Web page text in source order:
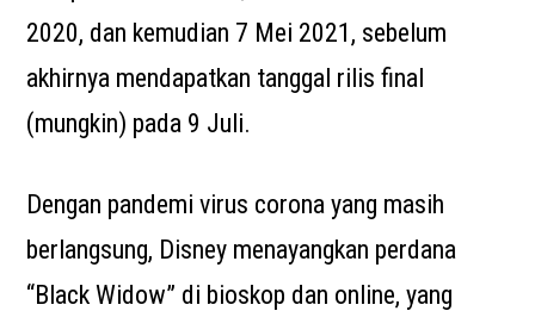
2020, dan kemudian 7 Mei 2021, sebelum
akhirnya mendapatkan tanggal rilis final
(mungkin) pada 9 Juli.
Dengan pandemi virus corona yang masih
berlangsung, Disney menayangkan perdana
“Black Widow” di bioskop dan online, yang